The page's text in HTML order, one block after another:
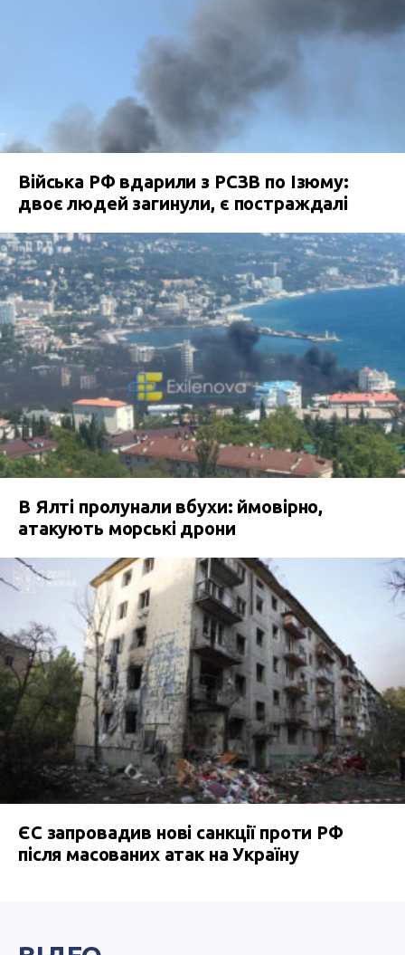
Війська РФ вдарили з РСЗВ по Ізюму:
двоє людей загинули, є постраждалі
В Ялті пролунали вбухи: ймовірно,
атакують морські дрони
ЄС запровадив нові санкції проти РФ
після масованих атак на Україну